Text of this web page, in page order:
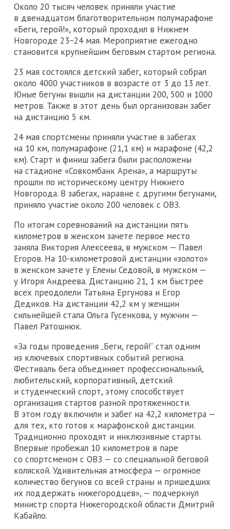
Около 20 тысяч человек приняли участие
в двенадцатом благотворительном полумарафоне
«Беги, герой!», который проходил в Нижнем
Новгороде 23−24 мая. Мероприятие ежегодно
становится крупнейшим беговым стартом региона.
23 мая состоялся детский забег, который собрал
около 4000 участников в возрасте от 3 до 13 лет.
Юные бегуны вышли на дистанции 200, 500 и 1000
метров. Также в этот день был организован забег
на дистанцию 5 км.
24 мая спортсмены приняли участие в забегах
на 10 км, полумарафоне (21,1 км) и марафоне (42,2
км). Старт и финиш забега были расположены
на стадионе «Совкомбанк Арена», а маршруты
прошли по историческому центру Нижнего
Новгорода. В забегах, наравне с другими бегунами,
приняло участие около 200 человек с ОВЗ.
По итогам соревнований на дистанции пять
километров в женском зачете первое место
заняла Виктория Алексеева, в мужском — Павел
Егоров. На 10-километровой дистанции «золото»
в женском зачете у Елены Седовой, в мужском —
у Игоря Андреева. Дистанцию 21, 1 км быстрее
всех преодолели Татьяна Ергунова и Егор
Дедиков. На дистанции 42,2 км у женщин
сильнейшей стала Ольга Гусенкова, у мужчин —
Павел Ратошнюк.
«За годы проведения „Беги, герой!“ стал одним
из ключевых спортивных событий региона.
Фестиваль бега объединяет профессиональный,
любительский, корпоративный, детский
и студенческий спорт, этому способствует
организация стартов разной протяженности.
В этом году включили и забег на 42,2 километра —
для тех, кто готов к марафонской дистанции.
Традиционно проходят и инклюзивные старты.
Впервые пробежал 10 километров в паре
со спортсменом с ОВЗ — со специальной беговой
коляской. Удивительная атмосфера — огромное
количество бегунов со всей страны и пришедших
их поддержать нижегородцев», — подчеркнул
министр спорта Нижегородской области Дмитрий
Кабайло.